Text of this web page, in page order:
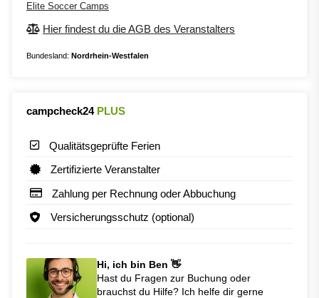
Elite Soccer Camps
Hier findest du die AGB des Veranstalters
Bundesland: Nordrhein-Westfalen
campcheck24 PLUS
Qualitätsgeprüfte Ferien
Zertifizierte Veranstalter
Zahlung per Rechnung oder Abbuchung
Versicherungsschutz (optional)
Hi, ich bin Ben 👋
Hast du Fragen zur Buchung oder
brauchst du Hilfe? Ich helfe dir gerne